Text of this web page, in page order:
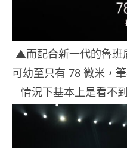
▲而配合新一代的魯班
可幼至只有 78 微米，
情況下基本上是看不